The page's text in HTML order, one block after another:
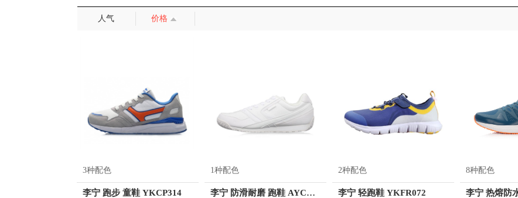
人气 价格
3种配色
李宁 跑步 童鞋 YKCP314
1种配色
李宁 防滑耐磨 跑鞋 AYCL003
2种配色
李宁 轻跑鞋 YKFR072
8种配色